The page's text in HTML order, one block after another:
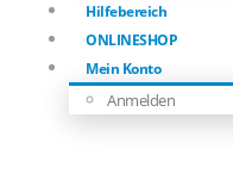
Hilfebereich
ONLINESHOP
Mein Konto
Anmelden